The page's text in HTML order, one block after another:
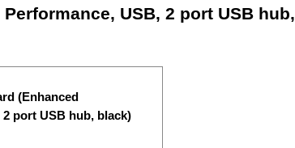
USB, 2 port USB hub,
(Enhanced
2 port USB hub, black)